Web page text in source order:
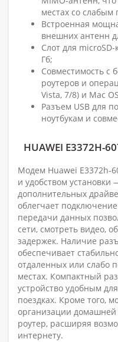
местах со слабым
Встроенная
внешних антенн
Слот для
Гб;
Совместимость с
роутеров и
Vista, 7/8) и Mac
Разъем USB для
ноутбукам и
HUAWEI
Модем Huawei E3372h-
и удобством установки
дополнительных
облегчает
передачи данных
сети, смотреть видео,
задержек. Наличие
обеспечивает
отдаленных или слабо
местах. Компактный
устройство удобным
поездках. Кроме того,
организации домашней
роутер, расширяя
интернету.